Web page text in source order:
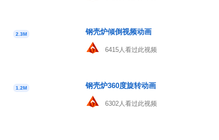
2.3M 钢壳炉倾倒视频动画
6415人看过此视频
1.2M 钢壳炉360度旋转动画
6302人看过此视频